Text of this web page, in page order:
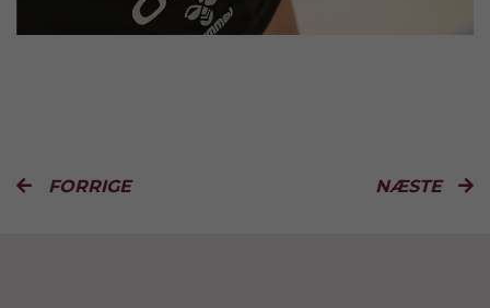
 FORRIGE NÆSTE 